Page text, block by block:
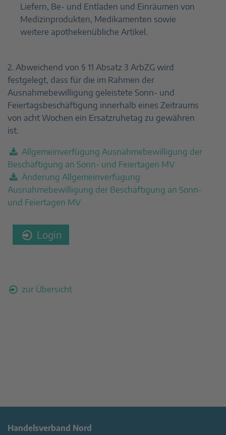
Liefern, Be- und Entladen und Einräumen von
Medizinprodukten, Medikamenten sowie
weitere apothekenübliche Artikel.
2. Abweichend von § 11 Absatz 3 ArbZG wird
festgelegt, dass für die im Rahmen der
Ausnahmebewilligung geleistete Sonn- und
Feiertagsbeschäftigung innerhalb eines Zeitraums
von acht Wochen ein Ersatzruhetag zu gewähren
ist.
Allgemeinverfügung Ausnahmebewilligung der
Beschäftigung an Sonn- und Feiertagen MV
Änderung Allgemeinverfügung
Ausnahmebewilligung der Beschäftigung an Sonn-
und Feiertagen MV
Login
zur Übersicht
Handelsverband Nord